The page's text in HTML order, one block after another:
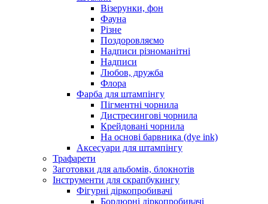
Візерунки, фон
Фауна
Різне
Поздоровляємо
Надписи різноманітні
Надписи
Любов, дружба
Флора
Фарба для штампінгу
Пігментні чорнила
Дистресингові чорнила
Крейдовані чорнила
На основі барвника (dye ink)
Аксесуари для штампінгу
Трафарети
Заготовки для альбомів, блокнотів
Інструменти для скрапбукингу
Фігурні діркопробивачі
Бордюрні діркопробивачі